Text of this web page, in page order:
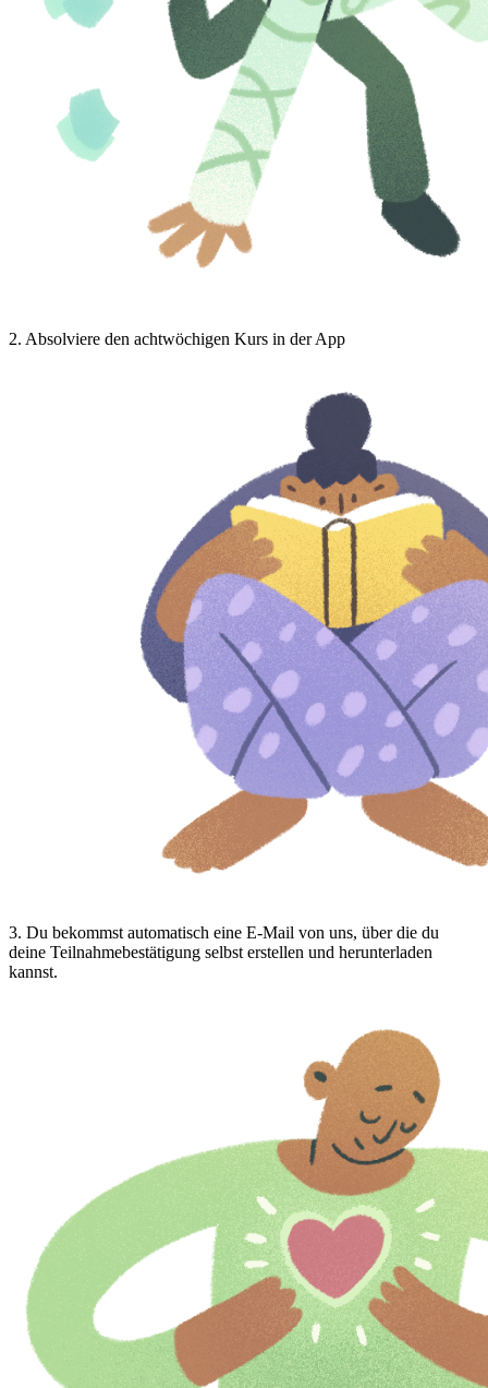
2. Absolviere den achtwöchigen Kurs in der App
3. Du bekommst automatisch eine E-Mail von uns, über die du
deine Teilnahmebestätigung selbst erstellen und herunterladen
kannst.